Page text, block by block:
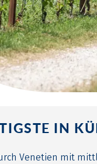
IN
Venetien mit